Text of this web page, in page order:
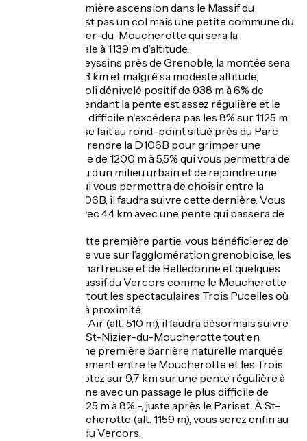
Pour cette première ascension dans le Massif du
Vercors, ce n’est pas un col mais une petite commune du
nom de St-Nizier-du-Moucherotte qui sera la
destination finale à 1139 m d’altitude.
Au départ de Seyssins près de Grenoble, la montée sera
longue avec 15,3 km et malgré sa modeste altitude,
proposera un joli dénivelé positif de 938 m à 6% de
moyenne. Cependant la pente est assez régulière et le
passage le plus difficile n'excédera pas les 8% sur 1125 m.
Le départ réel se fait au rond-point situé près du Parc
Lesdiguières. Prendre la D106B pour grimper une
première rampe de 1200 m à 5,5% qui vous permettra de
sortir peu à peu d’un milieu urbain et de rejoindre une
intersection qui vous permettra de choisir entre la
D106A et la D106B, il faudra suivre cette dernière. Vous
enchaînerez avec 4,4 km avec une pente qui passera de
Au cours de cette première partie, vous bénéficierez de
beaux points de vue sur l’agglomération grenobloise, les
Massifs de la Chartreuse et de Belledonne et quelques
sommets du Massif du Vercors comme le Moucherotte
(1901 m) ou surtout les spectaculaires Trois Pucelles où
vous passerez à proximité.
À partir de Bel-Air (alt. 510 m), il faudra désormais suivre
la D106 jusqu’à St-Nizier-du-Moucherotte tout en
franchissant une première barrière naturelle marquée
par le prolongement entre le Moucherotte et les Trois
Pucelles. Comptez sur 9,7 km sur une pente régulière à
6,5% de moyenne avec un passage le plus difficile de
l’ascension – 1125 m à 8% -, juste après le Pariset. À St-
Nizier-du-Moucherotte (alt. 1159 m), vous serez enfin au
sein du Massif du Vercors.